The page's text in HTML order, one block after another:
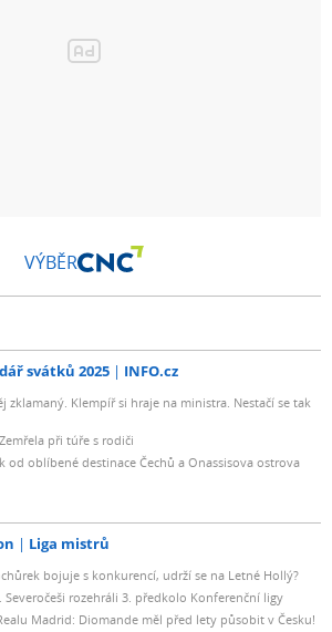
VÝBĚR
svátků 2025 INFO.cz
zklamaný. Klempíř si hraje na ministra. Nestačí se tak
při túře s rodiči
od oblíbené destinace Čechů a Onassisova ostrova
Liga mistrů
bojuje s konkurencí, udrží se na Letné Hollý?
Severočeši rozehráli 3. předkolo Konferenční ligy
Madrid: Diomande měl před lety působit v Česku!